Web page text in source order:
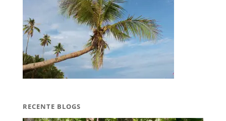
RECENTE BLOGS